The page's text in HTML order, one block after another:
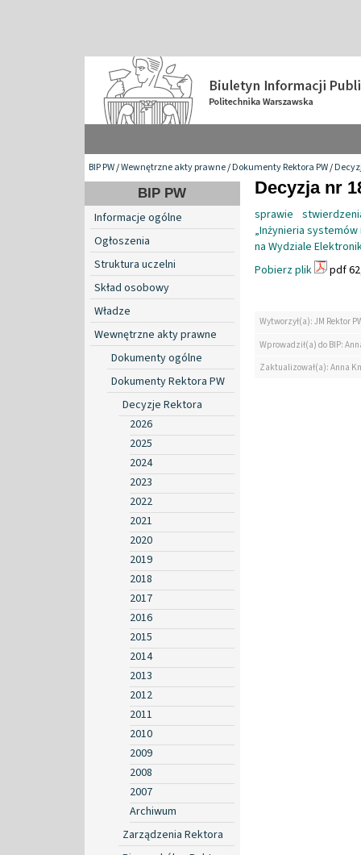
BIP PW/Wewnętrzne akty prawne/Dokumenty Rektora PW/
BIP PW
Informacje ogólne
Ogłoszenia
Struktura uczelni
Skład osobowy
Władze
Wewnętrzne akty prawne
Dokumenty ogólne
Dokumenty Rektora PW
Decyzje Rektora
2026
2025
2024
2023
2022
2021
2020
2019
2018
2017
2016
2015
2014
2013
2012
2011
2010
2009
2008
2007
Archiwum
Zarządzenia Rektora
Decyzja nr
sprawie
„Inżynieria
na Wydziale
Pobierz plik
pdf
Wytworzył(a): JM Rektor
Wprowadził(a) do BIP:
Zaktualizował(a): Anna